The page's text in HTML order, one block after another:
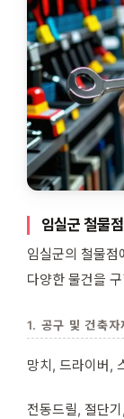
임실군 철물
임실군의 철물
다양한 물건을
1. 공구 및 건축자
망치, 드라이버,
전동드릴, 절단